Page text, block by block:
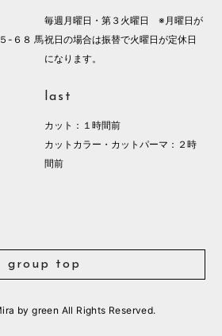
-６８ 馬
毎週月曜日・第３火曜日 ※月曜日が
祝日の場合は振替で火曜日が定休日
になります。
last
カット：１時間前
カットカラー・カットパーマ：２時
間前
group top
by green All Rights Reserved.